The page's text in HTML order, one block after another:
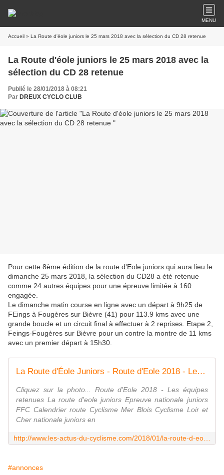
MENU
Accueil » La Route d'éole juniors le 25 mars 2018 avec la sélection du CD 28 retenue
La Route d'éole juniors le 25 mars 2018 avec la
sélection du CD 28 retenue
Publié le 28/01/2018 à 08:21
Par DREUX CYCLO CLUB
Pour cette 8ème édition de la route d'Eole juniors qui aura lieu le
dimanche 25 mars 2018, la sélection du CD28 a été retenue
comme 24 autres équipes pour une épreuve limitée à 160
engagée.
Le dimanche matin course en ligne avec un départ à 9h25 de
FEings à Fougères sur Bièvre (41) pour 113.9 kms avec une
grande boucle et un circuit final à effectuer à 2 reprises. Etape 2,
Feings-Fougères sur Bièvre pour un contre la montre de 11 kms
avec un premier départ à 15h30.
La Route d'Éole Juniors - Route d'Eole 2018 - Les équipes retenues - Le comité d'organisation a validé les 160 coureurs retenus pour participer à la 9ème Route d'Eole Juniors. + résultats et photos 2017 + Maxime Peteau, au four, au moulin... et au micro - (Route d'Eole 2018 - Maxime PETEAU - Manon CORBEAU - La Nouvelle République - Eponine GAUVIN) - Les Actus du Cyclisme
Cliquez sur la photo... Route d'Eole 2018 - Les équipes
retenues La route d'eole juniors Epreuve nationale juniors
FFC Calendrier route Cyclisme Mer Blois Cyclisme Loir et
Cher nationale juniors en
#annonces